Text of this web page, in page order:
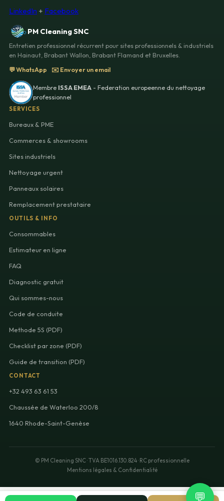
LinkedIn + Facebook
PM Cleaning SNC
Entretien professionnel récurrent pour sites professionnels & industriels
en Hainaut, Brabant Wallon, Brabant Flamand et Bruxelles.
💬 WhatsApp
✉️ Envoyer un email
Membre ISSA EMEA - Federation europeenne du nettoyage
professionnel
SERVICES
Bureaux & PME
Commerces & showrooms
Sites industriels
Nettoyage urgent
Panneaux solaires
Remplacement prestataire
OUTILS & INFO
Consommables
Estimateur en ligne
FAQ
Diagnostic gratuit
Qui sommes-nous
Code de conduite
Methode 5S (PDF)
Checklist par zone (PDF)
Guide de transition (PDF)
CONTACT
+32 493 63 61 53
Chaussée de Waterloo 200/8
1640 Rhode-Saint-Genèse
© PM Cleaning SNC · TVA BE1016.130.824 · RC professionnelle
Mentions légales & Confidentialité
💬